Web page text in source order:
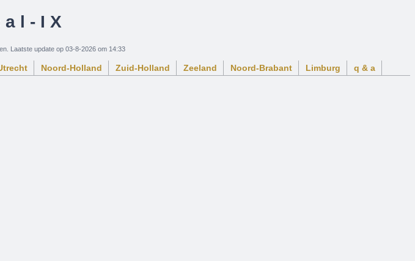
IX
Laatste update op 03-8-2026 om 14:33
Noord-Holland Zuid-Holland Zeeland Noord-Brabant Limburg q & a